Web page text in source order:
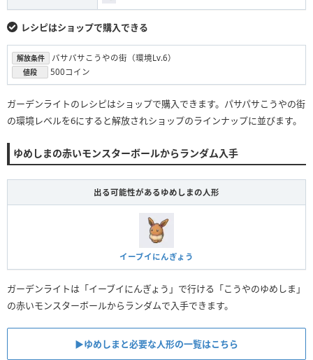
レシピはショップで購入できる
解放条件 パサパサこうやの街（環境Lv.6）
値段 500コイン
ガーデンライトのレシピはショップで購入できます。パサパサこうやの街
の環境レベルを6にすると解放されショップのラインナップに並びます。
ゆめしまの赤いモンスターボールからランダム入手
出る可能性があるゆめしまの人形
イーブイにんぎょう
ガーデンライトは「イーブイにんぎょう」で行ける「こうやのゆめしま」
の赤いモンスターボールからランダムで入手できます。
▶︎ゆめしまと必要な人形の一覧はこちら